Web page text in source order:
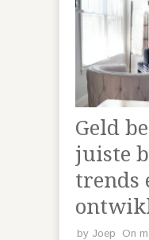
Geld
juiste
trends
by Joep On